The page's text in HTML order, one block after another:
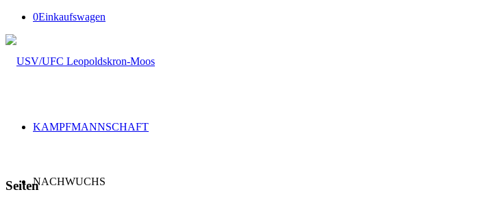
0Einkaufswagen
KAMPFMANNSCHAFT
NACHWUCHS
Seiten